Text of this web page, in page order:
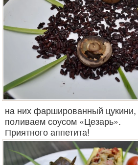
на них фаршированный
поливаем соусом «Цезарь».
Приятного аппетита!